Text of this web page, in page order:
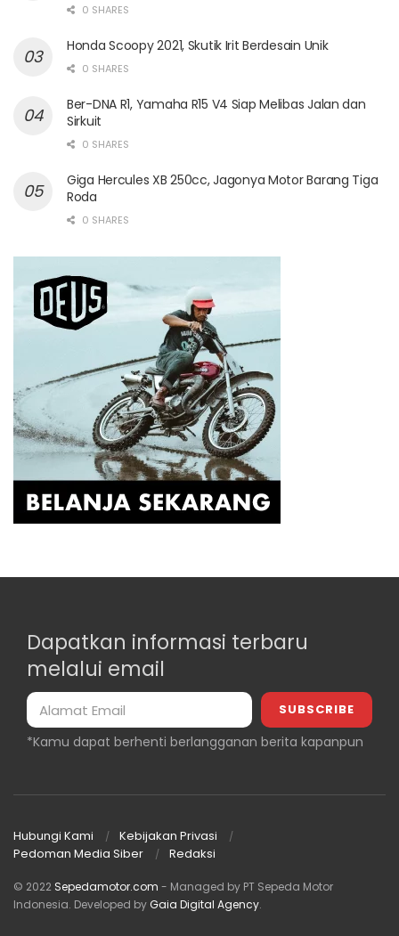
0 SHARES
Honda Scoopy 2021, Skutik Irit Berdesain Unik
0 SHARES
Ber-DNA R1, Yamaha R15 V4 Siap Melibas Jalan dan
Sirkuit
0 SHARES
Giga Hercules XB 250cc, Jagonya Motor Barang Tiga
Roda
0 SHARES
Dapatkan informasi terbaru
melalui email
*Kamu dapat berhenti berlangganan berita kapanpun
Hubungi Kami
Kebijakan Privasi
Pedoman Media Siber
Redaksi
© 2022 Sepedamotor.com - Managed by PT Sepeda Motor
Indonesia. Developed by Gaia Digital Agency.